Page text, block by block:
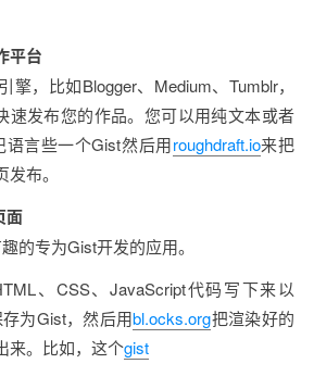
平台
擎，比如Blogger、Medium、Tumblr，
速发布您的作品。您可以用纯文本或者
语言些一个Gist然后用roughdraft.io来把
布。
面
的专为Gist开发的应用。
、CSS、JavaScript代码写下来以
为Gist，然后用bl.ocks.org把渲染好的
来。比如，这个gist